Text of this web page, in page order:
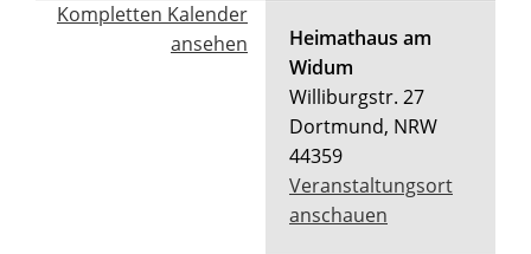
Heimathaus am
Widum
Williburgstr. 27
Dortmund, NRW
44359
Veranstaltungsort
anschauen
Kompletten Kalender
ansehen